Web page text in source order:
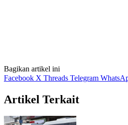
Bagikan artikel ini
Facebook X Threads Telegram
Artikel Terkait